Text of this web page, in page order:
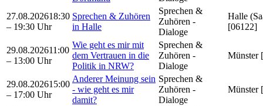
27.08.202618:30
– 19:30 Uhr
Sprechen & Zuhören
in Halle
Sprechen &
Zuhören -
Dialoge
Halle
[06122]
29.08.202611:00
– 13:00 Uhr
Wie geht es mir mit
dem Vertrauen in die
Politik in NRW?
Sprechen &
Zuhören -
Dialoge
Münster
29.08.202615:00
– 17:00 Uhr
Anderer Meinung sein
- wie geht es mir
damit?
Sprechen &
Zuhören -
Dialoge
Münster